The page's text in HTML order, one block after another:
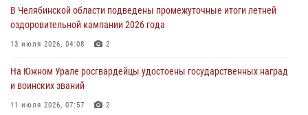
На Южном Урале сотрудники Росгвардии задержали
подозреваемого в совершении убийства
В Челябинской области росгвардейцами по горячим следам
задержан подозреваемый в грабеже
В Челябинской области подведены промежуточные итоги летней
оздоровительной кампании 2026 года
13 июля 2026, 04:08 2
На Южном Урале росгвардейцы удостоены государственных наград
и воинских званий
11 июля 2026, 07:57 2